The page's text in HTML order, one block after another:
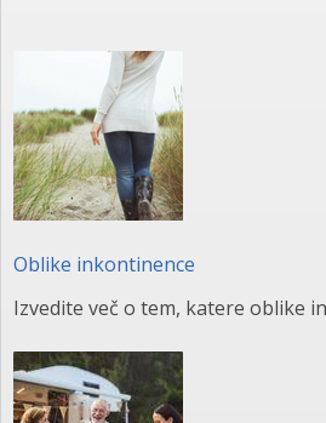
Oblike inkontinence
Izvedite več o tem, katere oblike